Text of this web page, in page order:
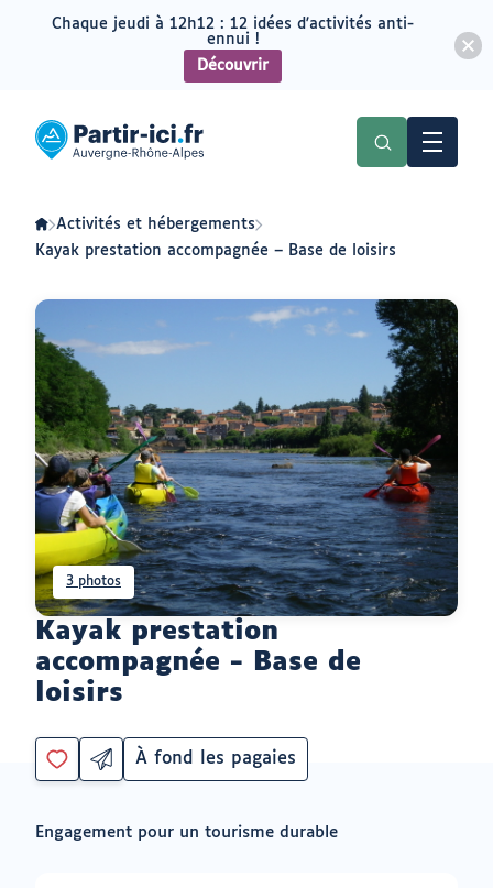
menu
contenu
Partir
ici
en
Auvergne-
Rhône-
Activités et hébergements
Kayak prestation accompagnée – Base de loisirs
Kayak prestation
accompagnée - Base de
loisirs
3 photos
Vous
connecté
Partager
par
vers
Catégorie
À fond les pagaies
Engagement pour un tourisme durable
Chaque jeudi à 12h12 : 12 idées d'activités anti-
ennui !
Découvrir